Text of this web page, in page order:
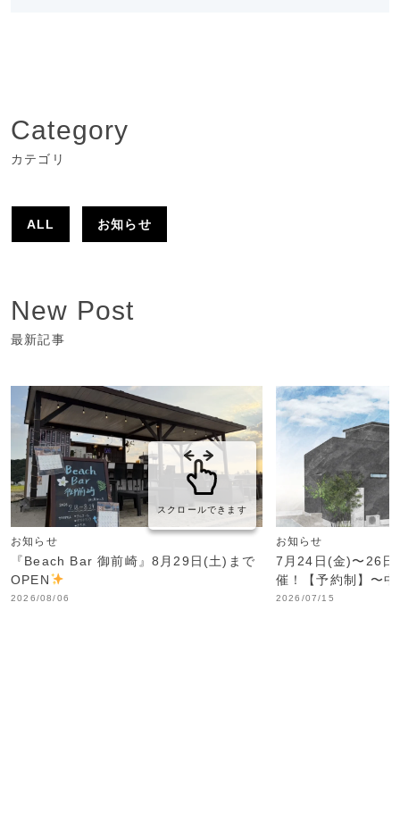
Category
カテゴリ
ALL お知らせ
New Post
最新記事
『Beach Bar 御前崎』8月29日(土)まで
OPEN
お知らせ
2026/08/06
7月24日(金)〜26日
催！【予約制】〜
お知らせ
2026/07/15
スクロールできます